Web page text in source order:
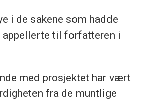
i de sakene som hadde
appellerte til forfatteren i
med prosjektet har vært
fra de muntlige